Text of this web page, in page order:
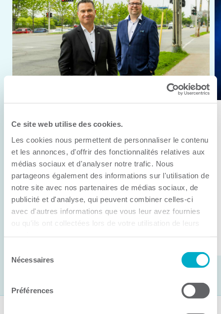
Ce site web utilise des cookies.
Les cookies nous permettent de personnaliser le contenu
et les annonces, d'offrir des fonctionnalités relatives aux
médias sociaux et d'analyser notre trafic. Nous
partageons également des informations sur l'utilisation de
notre site avec nos partenaires de médias sociaux, de
publicité et d'analyse, qui peuvent combiner celles-ci
avec d'autres informations que vous leur avez fournies
ou qu'ils ont collectées lors de votre utilisation de leurs
Nécessaires
Préférences
Anick Métivier devient le nouveau
président de la CCI3R
C’est lors de son assemblée générale annuelle
tenue hier que la Chambre de commerce et
d’industries de ...